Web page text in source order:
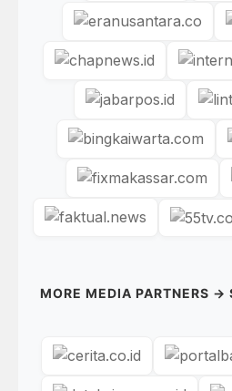
MORE MEDIA PARTNERS →